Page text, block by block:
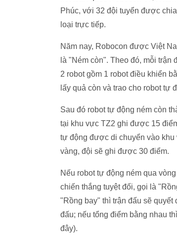
Phúc, với 32 đội tuyển được
loại trực tiếp.
Năm nay, Robocon được Việt
là "Ném còn". Theo đó, mỗi
2 robot gồm 1 robot điều khiển
lấy quả còn và trao cho robot tự
Sau đó robot tự động ném còn
tại khu vực TZ2 ghi được 15
tự động được di chuyển vào khu
vàng, đội sẽ ghi được 30 điểm.
Nếu robot tự động ném qua
chiến thắng tuyệt đối, gọi là
"Rồng bay" thì trận đấu sẽ
đấu; nếu tổng điểm bằng nhau
đây).